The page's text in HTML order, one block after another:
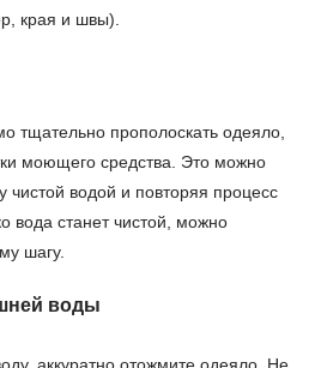
края и швы).
тщательно прополоскать одеяло,
моющего средства. Это можно
чистой водой и повторяя процесс
вода станет чистой, можно
шагу.
воды
аккуратно отожмите одеяло. Не